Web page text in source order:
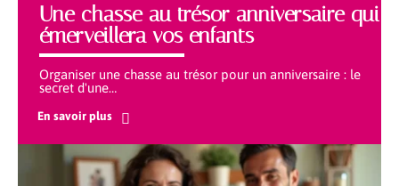
Une chasse au trésor anniversaire qui
émerveillera vos enfants
Organiser une chasse au trésor pour un anniversaire : le
secret d'une…
En savoir plus